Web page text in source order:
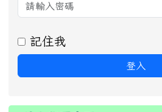
記住我
登入